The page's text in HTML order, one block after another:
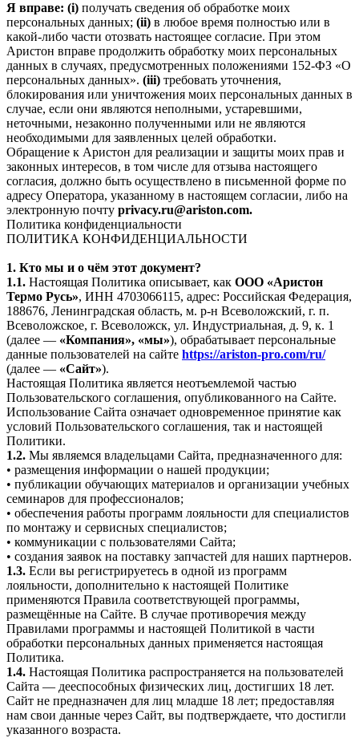
Я вправе: (i) получать сведения об обработке моих
персональных данных; (ii) в любое время полностью или в
какой-либо части отозвать настоящее согласие. При этом
Аристон вправе продолжить обработку моих персональных
данных в случаях, предусмотренных положениями 152-ФЗ «О
персональных данных». (iii) требовать уточнения,
блокирования или уничтожения моих персональных данных в
случае, если они являются неполными, устаревшими,
неточными, незаконно полученными или не являются
необходимыми для заявленных целей обработки.
Обращение к Аристон для реализации и защиты моих прав и
законных интересов, в том числе для отзыва настоящего
согласия, должно быть осуществлено в письменной форме по
адресу Оператора, указанному в настоящем согласии, либо на
электронную почту privacy.ru@ariston.com.
Политика конфиденциальности
ПОЛИТИКА КОНФИДЕНЦИАЛЬНОСТИ
1. Кто мы и о чём этот документ?
1.1. Настоящая Политика описывает, как ООО «Аристон
Термо Русь», ИНН 4703066115, адрес: Российская Федерация,
188676, Ленинградская область, м. р-н Всеволожский, г. п.
Всеволожское, г. Всеволожск, ул. Индустриальная, д. 9, к. 1
(далее — «Компания», «мы»), обрабатывает персональные
данные пользователей на сайте https://ariston-pro.com/ru/
(далее — «Сайт»).
Настоящая Политика является неотъемлемой частью
Пользовательского соглашения, опубликованного на Сайте.
Использование Сайта означает одновременное принятие как
условий Пользовательского соглашения, так и настоящей
Политики.
1.2. Мы являемся владельцами Сайта, предназначенного для:
• размещения информации о нашей продукции;
• публикации обучающих материалов и организации учебных
семинаров для профессионалов;
• обеспечения работы программ лояльности для специалистов
по монтажу и сервисных специалистов;
• коммуникации с пользователями Сайта;
• создания заявок на поставку запчастей для наших партнеров.
1.3. Если вы регистрируетесь в одной из программ
лояльности, дополнительно к настоящей Политике
применяются Правила соответствующей программы,
размещённые на Сайте. В случае противоречия между
Правилами программы и настоящей Политикой в части
обработки персональных данных применяется настоящая
Политика.
1.4. Настоящая Политика распространяется на пользователей
Сайта — дееспособных физических лиц, достигших 18 лет.
Сайт не предназначен для лиц младше 18 лет; предоставляя
нам свои данные через Сайт, вы подтверждаете, что достигли
указанного возраста.